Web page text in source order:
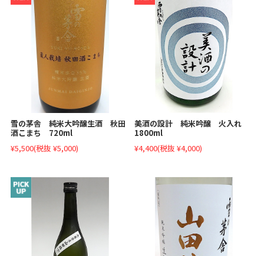
雪の茅舎 純米大吟醸生酒 秋田
酒こまち 720ml
¥5,500(税抜 ¥5,000)
美酒の設計 純米吟醸 火入れ
1800ml
¥4,400(税抜 ¥4,000)